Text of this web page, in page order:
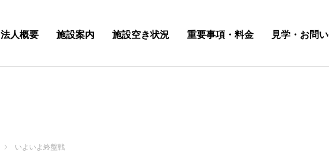
法人概要 施設案内 施設空き状況 重要事項・料金 見学・お問
いよいよ終盤戦